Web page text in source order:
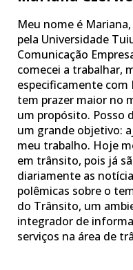
Meu nome é
pela Universidade
Comunicação
comecei a trabalhar,
especificamente com
tem prazer maior no
um propósito. Posso
um grande objetivo:
meu trabalho. Hoje
em trânsito, pois já
diariamente as
polêmicas sobre o
do Trânsito, um
integrador de
serviços na área de